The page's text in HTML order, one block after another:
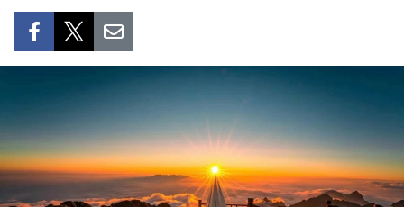
FRANCOPHONIE
PAYS NATAL
INTERNATIONAL